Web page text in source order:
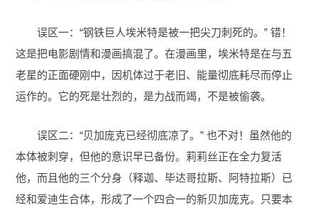
误区一：“钢铁巨人埃米特是被一把尖刀刺死的。” 错！
这是把电影剧情和漫画搞混了。在漫画里，埃米特是在与五
老星的正面硬刚中，因机体过于老旧、能量彻底耗尽而停止
运作的。它的死是壮烈的，是力战而竭，不是被偷袭。
误区二：“贝加庞克已经彻底凉了。” 也不对！虽然他的
本体被刺穿，但他的意识早已备份。莉莉丝正在全力复活
他，而且他的三个分身（释迦、毕达哥拉斯、阿特拉斯）已
经和爱迪生合体，形成了一个四合一的新贝加庞克。只要本